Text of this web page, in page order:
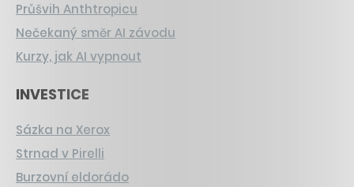
Průšvih Anthtropicu
Nečekaný směr AI závodu
Kurzy, jak AI vypnout
INVESTICE
Sázka na Xerox
Strnad v Pirelli
Burzovní eldorádo